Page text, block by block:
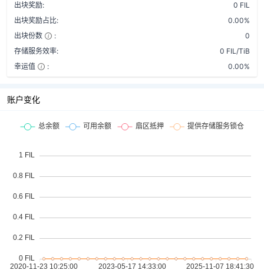
出块奖励:
0 FIL
出块奖励占比:
0.00%
出块份数
:
0
存储服务效率:
0 FIL/TiB
幸运值
: 0.00%
账户变化